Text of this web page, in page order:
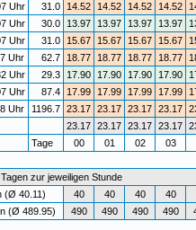
Uhr
31.0 14.52 14.52 14.52 14.52
Uhr
30.0 13.97 13.97 13.97 13.97
Uhr
31.0 15.67 15.67 15.67 15.67
Uhr
62.7 18.77 18.77 18.77 18.77
Uhr
29.3 17.90 17.90 17.90 17.90
Uhr
87.4 17.99 17.99 17.99 17.99
Uhr
1196.7 23.17 23.17 23.17 23.17
23.17 23.17 23.17 23.17
Tage 00 01 02 03
zur jeweiligen Stunde
(Ø 40.11)
40 40 40 40
(Ø 489.95)
490 490 490 490